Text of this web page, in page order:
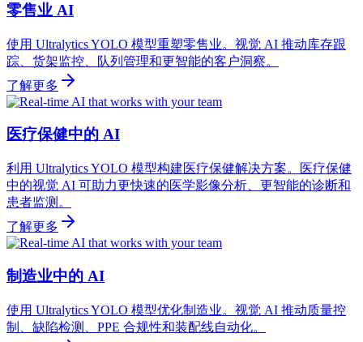
零售业 AI
使用 Ultralytics YOLO 模型重塑零售业。视觉 AI 推动库存跟
踪、货架监控、队列管理和更智能的客户洞察。
了解更多
医疗保健中的 AI
利用 Ultralytics YOLO 模型构建医疗保健解决方案。医疗保健
中的视觉 AI 可助力更快速的医学影像分析、更智能的诊断和
患者监测。
了解更多
制造业中的 AI
使用 Ultralytics YOLO 模型优化制造业。视觉 AI 推动质量控
制、缺陷检测、PPE 合规性和装配线自动化。